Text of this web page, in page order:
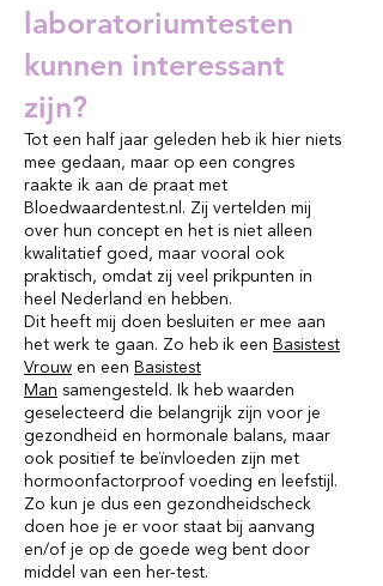
laboratoriumtesten
kunnen interessant
zijn?
Tot een half jaar geleden heb ik hier niets
mee gedaan, maar op een congres
raakte ik aan de praat met
Bloedwaardentest.nl. Zij vertelden mij
over hun concept en het is niet alleen
kwalitatief goed, maar vooral ook
praktisch, omdat zij veel prikpunten in
heel Nederland en hebben.
Dit heeft mij doen besluiten er mee aan
het werk te gaan. Zo heb ik een Basistest
Vrouw en een Basistest
Man samengesteld. Ik heb waarden
geselecteerd die belangrijk zijn voor je
gezondheid en hormonale balans, maar
ook positief te beïnvloeden zijn met
hormoonfactorproof voeding en leefstijl.
Zo kun je dus een gezondheidscheck
doen hoe je er voor staat bij aanvang
en/of je op de goede weg bent door
middel van een her-test.